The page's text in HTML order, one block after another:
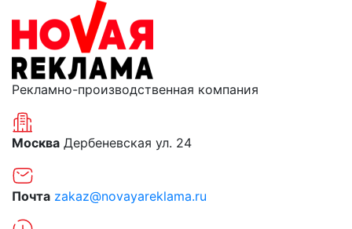
Рекламно-производственная компания
Москва Дербеневская ул. 24
Почта zakaz@novayareklama.ru